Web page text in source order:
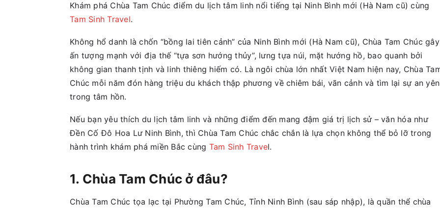
Khám phá Chùa Tam Chúc điểm du lịch tâm linh nổi tiếng tại Ninh Bình mới (Hà Nam cũ) cùng
Tam Sinh Travel.
Không hổ danh là chốn “bồng lai tiên cảnh” của Ninh Bình mới (Hà Nam cũ), Chùa Tam Chúc gây
ấn tượng mạnh với địa thế “tựa sơn hướng thủy”, lưng tựa núi, mặt hướng hồ, bao quanh bởi
không gian thanh tịnh và linh thiêng hiếm có. Là ngôi chùa lớn nhất Việt Nam hiện nay, Chùa
Chúc mỗi năm đón hàng triệu du khách thập phương về chiêm bái, vãn cảnh và tìm lại sự an yên
trong tâm hồn.
Nếu bạn yêu thích du lịch tâm linh và những điểm đến mang đậm giá trị lịch sử – văn hóa như
Đền Cố Đô Hoa Lư Ninh Bình, thì Chùa Tam Chúc chắc chắn là lựa chọn không thể bỏ lỡ trong
hành trình khám phá miền Bắc cùng Tam Sinh Travel.
1. Chùa Tam Chúc ở đâu?
Chùa Tam Chúc tọa lạc tại Phường Tam Chúc, Tỉnh Ninh Bình (sau sáp nhập), là quần thể chùa